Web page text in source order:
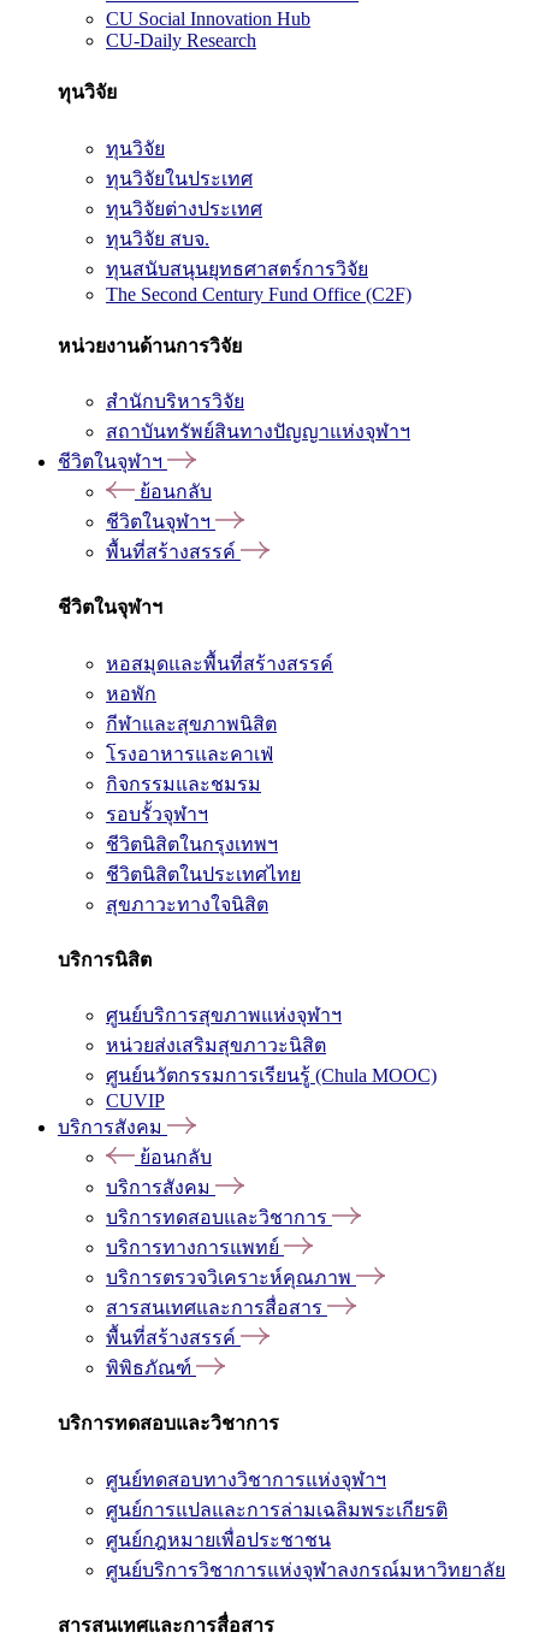
CU Social Innovation Hub
CU-Daily Research
ทุนวิจัย
ทุนวิจัย
ทุนวิจัยในประเทศ
ทุนวิจัยต่างประเทศ
ทุนวิจัย สบจ.
ทุนสนับสนุนยุทธศาสตร์การวิจัย
The Second Century Fund Office (C2F)
หน่วยงานด้านการวิจัย
สำนักบริหารวิจัย
สถาบันทรัพย์สินทางปัญญาแห่งจุฬาฯ
ชีวิตในจุฬาฯ
ย้อนกลับ
ชีวิตในจุฬาฯ
พื้นที่สร้างสรรค์
ชีวิตในจุฬาฯ
หอสมุดและพื้นที่สร้างสรรค์
หอพัก
กีฬาและสุขภาพนิสิต
โรงอาหารและคาเฟ่
กิจกรรมและชมรม
รอบรั้วจุฬาฯ
ชีวิตนิสิตในกรุงเทพฯ
ชีวิตนิสิตในประเทศไทย
สุขภาวะทางใจนิสิต
บริการนิสิต
ศูนย์บริการสุขภาพแห่งจุฬาฯ
หน่วยส่งเสริมสุขภาวะนิสิต
ศูนย์นวัตกรรมการเรียนรู้ (Chula MOOC)
CUVIP
บริการสังคม
ย้อนกลับ
บริการสังคม
บริการทดสอบและวิชาการ
บริการทางการแพทย์
บริการตรวจวิเคราะห์คุณภาพ
สารสนเทศและการสื่อสาร
พื้นที่สร้างสรรค์
พิพิธภัณฑ์
บริการทดสอบและวิชาการ
ศูนย์ทดสอบทางวิชาการแห่งจุฬาฯ
ศูนย์การแปลและการล่ามเฉลิมพระเกียรติ
ศูนย์กฎหมายเพื่อประชาชน
ศูนย์บริการวิชาการแห่งจุฬาลงกรณ์มหาวิทยาลัย
สารสนเทศและการสื่อสาร